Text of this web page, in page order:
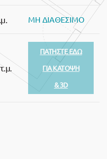
ΜΗ ΔΙΑΘΕΣΙΜΟ
ΠΑΤΗΣΤΕ ΕΔΩ
ΓΙΑ ΚΑΤΟΨΗ
& 3D